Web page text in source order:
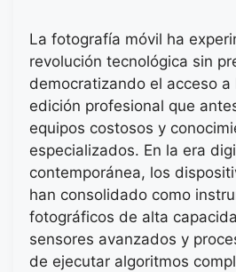
La fotografía móvil ha
revolución tecnológica sin
democratizando el acceso
edición profesional que
equipos costosos y
especializados. En la era
contemporánea, los
han consolidado como
fotográficos de alta
sensores avanzados y
de ejecutar algoritmos